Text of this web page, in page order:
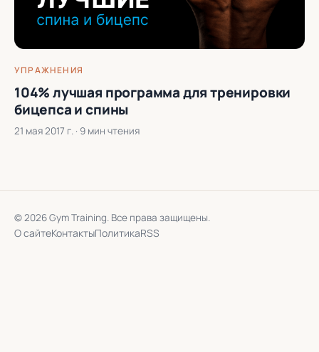
УПРАЖНЕНИЯ
104% лучшая программа для тренировки
бицепса и спины
21 мая 2017 г. · 9 мин чтения
© 2026 Gym Training. Все права защищены.
О сайтеКонтактыПолитикаRSS